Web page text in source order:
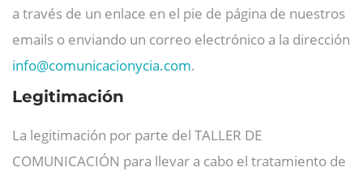
a través de un enlace en el pie de página de nuestros
emails o enviando un correo electrónico a la dirección
info@comunicacionycia.com.
Legitimación
La legitimación por parte del TALLER DE
COMUNICACIÓN para llevar a cabo el tratamiento de